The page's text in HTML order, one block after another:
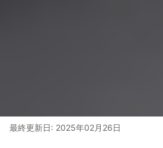
最終更新日: 2025年02月26日